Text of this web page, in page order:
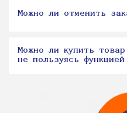
Можно ли отменить
Можно ли купить
не пользуясь